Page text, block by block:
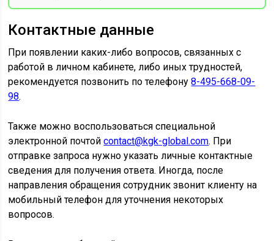
Контактные данные
При появлении каких-либо вопросов, связанных с
работой в личном кабинете, либо иных трудностей,
рекомендуется позвонить по телефону8-495-668-09-
98.
Также можно воспользоваться специальной
электронной почтойcontact@kgk-global.com. При
отправке запроса нужно указать личные контактные
сведения для получения ответа. Иногда, после
направления обращения сотрудник звонит клиенту на
мобильный телефон для уточнения некоторых
вопросов.